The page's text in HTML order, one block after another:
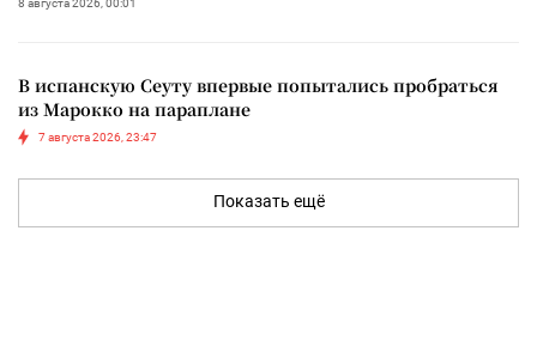
В испанскую Сеуту впервые попытались пробраться
из Марокко на параплане
7 августа 2026, 23:47
Показать ещё